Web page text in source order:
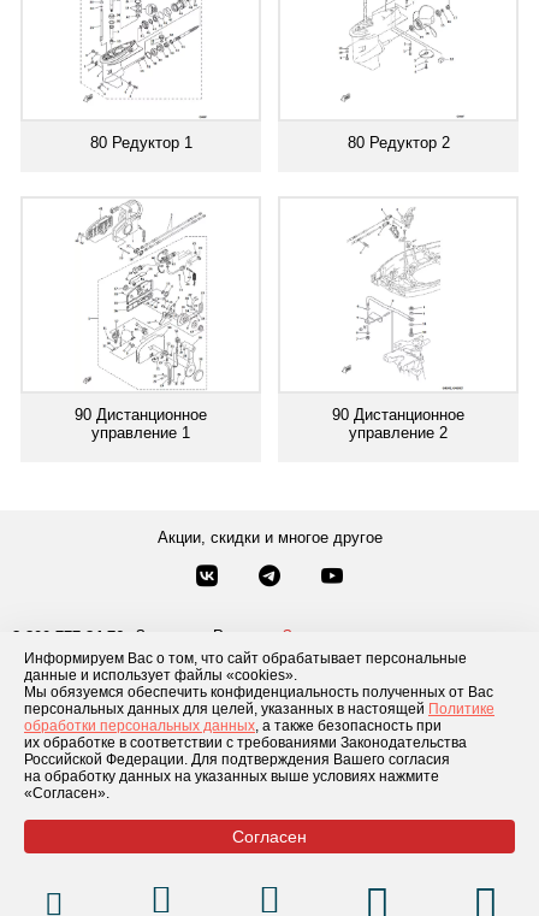
Информируем Вас о том, что сайт обрабатывает персональные
данные и использует файлы «cookies».
Мы обязуемся обеспечить конфиденциальность полученных от Вас
персональных данных для целей, указанных в настоящей Политике
обработки персональных данных, а также безопасность при
их обработке в соответствии с требованиями Законодательства
Российской Федерации. Для подтверждения Вашего согласия
на обработку данных на указанных выше условиях нажмите
«Согласен».
Согласен
80 Редуктор 1 80 Редуктор 2
90 Дистанционное
управление 1
90 Дистанционное
управление 2
Акции, скидки и многое другое
8-800-777-84-76 Звонки по России
Заказать звонок
8 495 181-69-06
Москва
Каталог товаров О компании Доставка и оплата Блог
Условия рассрочки
Контакты
© 2026 «GLADIATOR»